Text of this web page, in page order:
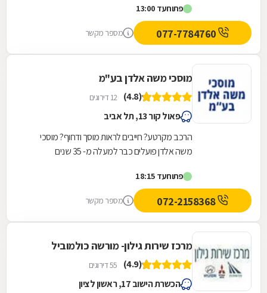
פתוחעד 13:00
מספר מקשר
מוסכי משה אלדן בע"מ
(4.8) 12 דירוגים
פאול קור 13, תל אביב
הרכב מקרטע? חייבים לראות מוסך ודחוף? מוסכי
משה אלדן פועלים כבר למעלה מ- 35 שנים
תיהנו משירות...
פתוחעד 18:15
072-2158368 מספר מקשר
מרכז שירות גילון- מורשה כולמוביל
(4.9) 55 דירוגים
הכשרת הישוב 17, ראשון לציון